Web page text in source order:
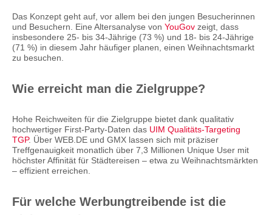
Das Konzept geht auf, vor allem bei den jungen Besucherinnen
und Besuchern. Eine Altersanalyse von YouGov zeigt, dass
insbesondere 25- bis 34-Jährige (73 %) und 18- bis 24-Jährige
(71 %) in diesem Jahr häufiger planen, einen Weihnachtsmarkt
zu besuchen.
Wie erreicht man die Zielgruppe?
Hohe Reichweiten für die Zielgruppe bietet dank qualitativ
hochwertiger First-Party-Daten das UIM Qualitäts-Targeting
TGP. Über WEB.DE und GMX lassen sich mit präziser
Treffgenauigkeit monatlich über 7,3 Millionen Unique User mit
höchster Affinität für Städtereisen – etwa zu Weihnachtsmärkten
– effizient erreichen.
Für welche Werbungtreibende ist die